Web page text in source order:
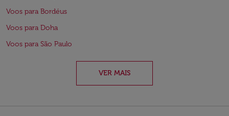
Voos para Bordéus
Voos para Doha
Voos para São Paulo
VER MAIS